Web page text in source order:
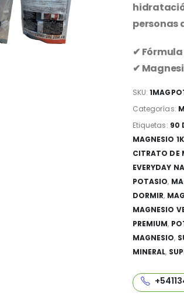
personas
✔
✔
SKU:
Categorías:
Etiquetas: 90
MAGNESIO
CITRATO DE
EVERYDAY
POTASIO,
DORMIR,
MAGNESIO
PREMIUM,
MAGNESIO,
MINERAL,